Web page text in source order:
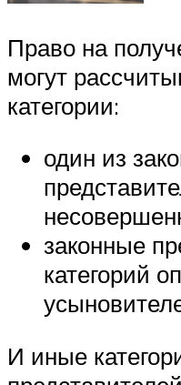
Право на
могут
категории:
один из
законные
категорий
И иные